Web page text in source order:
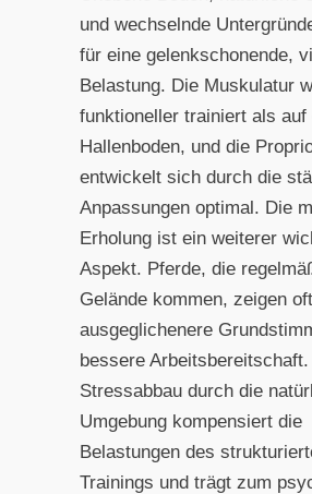
und wechselnde
für eine gelenkschonende,
Belastung. Die Muskulatur
funktioneller trainiert als auf
Hallenboden, und die
entwickelt sich durch die
Anpassungen optimal. Die
Erholung ist ein weiterer
Aspekt. Pferde, die
Gelände kommen, zeigen
ausgeglichenere
bessere
Stressabbau durch die
Umgebung kompensiert die
Belastungen des
Trainings und trägt zum